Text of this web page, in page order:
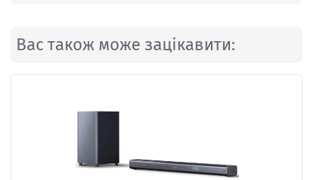
Вас також може зацікавити: